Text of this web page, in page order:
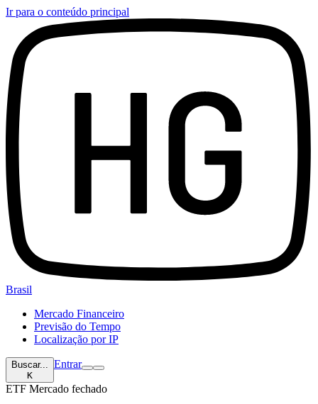
Ir para o conteúdo principal
Brasil
Mercado Financeiro
Previsão do Tempo
Localização por IP
Buscar...
K
Entrar
ETF Mercado fechado